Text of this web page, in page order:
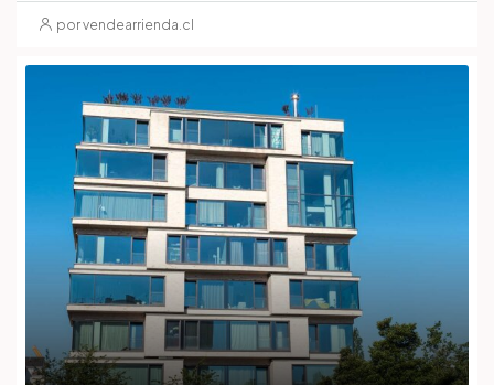
por vendearrienda.cl